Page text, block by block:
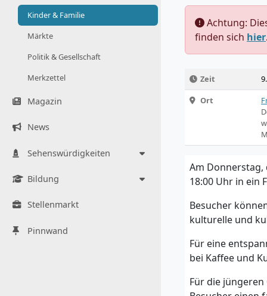
Kinder & Familie
Märkte
Politik & Gesellschaft
Merkzettel
Magazin
News
Sehenswürdigkeiten
Bildung
Stellenmarkt
Pinnwand
Achtung:
finden sich hier.
Zeit
Ort
Am Donnerstag,
18:00 Uhr in ein
Besucher
kulturelle und
Für eine
bei Kaffee und
Für die